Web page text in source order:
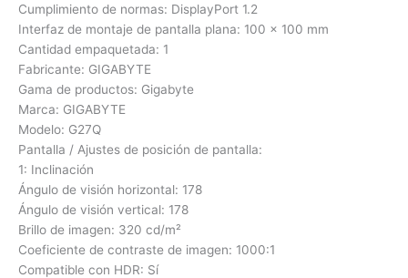
Cumplimiento de normas: DisplayPort 1.2
Interfaz de montaje de pantalla plana: 100 x 100 mm
Cantidad empaquetada: 1
Fabricante: GIGABYTE
Gama de productos: Gigabyte
Marca: GIGABYTE
Modelo: G27Q
Pantalla / Ajustes de posición de pantalla:
1: Inclinación
Ángulo de visión horizontal: 178
Ángulo de visión vertical: 178
Brillo de imagen: 320 cd/m²
Coeficiente de contraste de imagen: 1000:1
Compatible con HDR: Sí